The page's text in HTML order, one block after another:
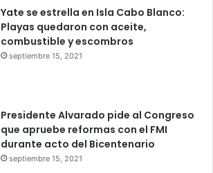
Yate se estrella en Isla Cabo Blanco:
Playas quedaron con aceite,
combustible y escombros
septiembre 15, 2021
Presidente Alvarado pide al Congreso
que apruebe reformas con el FMI
durante acto del Bicentenario
septiembre 15, 2021